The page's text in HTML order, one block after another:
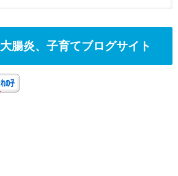
腸炎、子育てブログサイト